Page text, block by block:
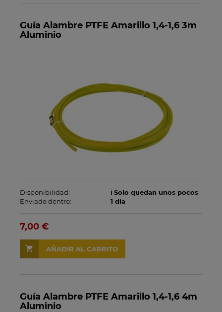
Guía Alambre PTFE Amarillo 1,4-1,6 3m
Aluminio
Disponibilidad:
ℹ️ Solo quedan unos pocos
Enviado dentro:
1 día
7,00 €
AÑADIR AL CARRITO
Guía Alambre PTFE Amarillo 1,4-1,6 4m
Aluminio